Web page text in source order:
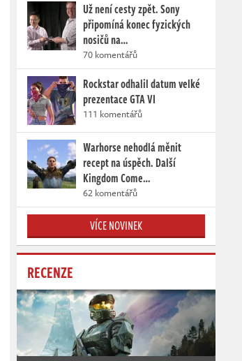
Už není cesty zpět. Sony
připomíná konec fyzických
nosičů na…
70 komentářů
Rockstar odhalil datum velké
prezentace GTA VI
111 komentářů
Warhorse nehodlá měnit
recept na úspěch. Další
Kingdom Come…
62 komentářů
VÍCE NOVINEK
RECENZE